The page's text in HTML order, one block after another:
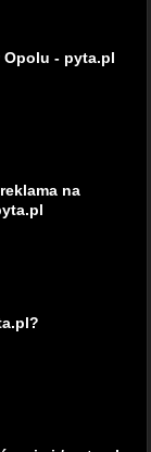
Opolu - pyta.pl
na